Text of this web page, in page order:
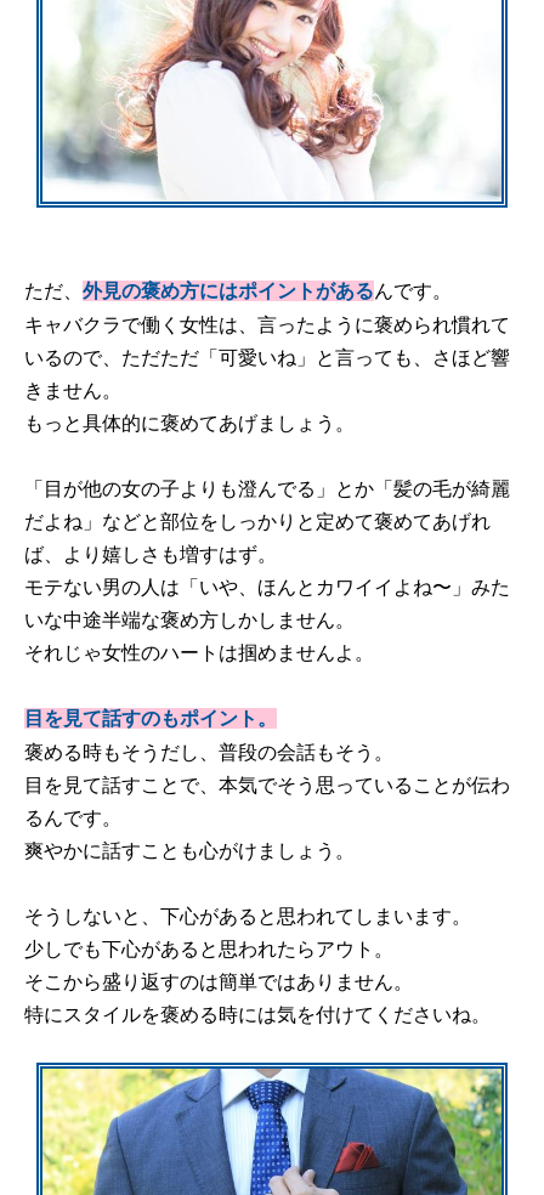
ただ、 外見の褒め方にはポイントがあるんです。
キャバクラで働く女性は、言ったように褒められ慣れて
いるので、ただただ「可愛いね」と言っても、さほど響
きません。
もっと具体的に褒めてあげましょう。
「目が他の女の子よりも澄んでる」とか「髪の毛が綺麗
だよね」などと部位をしっかりと定めて褒めてあげれ
ば、より嬉しさも増すはず。
モテない男の人は「いや、ほんとカワイイよね〜」みた
いな中途半端な褒め方しかしません。
それじゃ女性のハートは掴めませんよ。
目を見て話すのもポイント。
褒める時もそうだし、普段の会話もそう。
目を見て話すことで、本気でそう思っていることが伝わ
るんです。
爽やかに話すことも心がけましょう。
そうしないと、下心があると思われてしまいます。
少しでも下心があると思われたらアウト。
そこから盛り返すのは簡単ではありません。
特にスタイルを褒める時には気を付けてくださいね。